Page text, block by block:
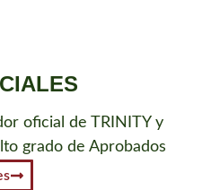
oficial de TRINITY y
grado de Aprobados